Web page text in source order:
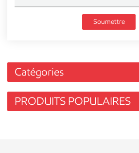
Soumettre
Catégories
PRODUITS POPULAIRES